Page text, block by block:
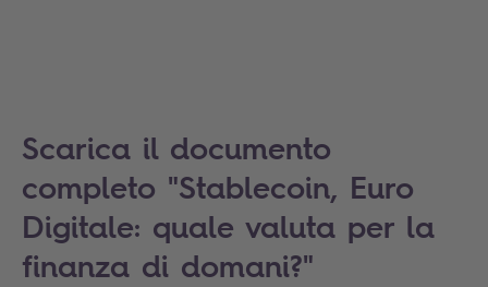
Scarica il documento
completo "Stablecoin, Euro
Digitale: quale valuta per la
finanza di domani?"